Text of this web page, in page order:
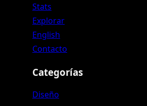
Stats
Explorar
English
Contacto
Categorías
Diseño